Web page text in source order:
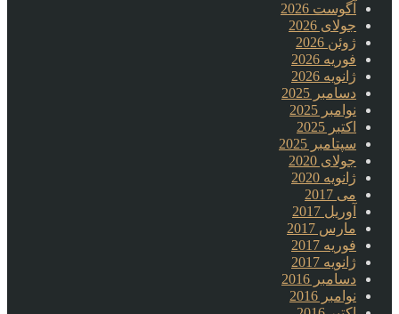
آگوست 2026
جولای 2026
ژوئن 2026
فوریه 2026
ژانویه 2026
دسامبر 2025
نوامبر 2025
اکتبر 2025
سپتامبر 2025
جولای 2020
ژانویه 2020
می 2017
آوریل 2017
مارس 2017
فوریه 2017
ژانویه 2017
دسامبر 2016
نوامبر 2016